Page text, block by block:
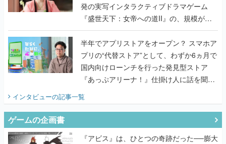
発の実写インタラクティブドラマゲーム
『盛世天下：女帝への道II』の、規模が違
うこだわりをプロデューサーに聞いた
半年でアプリストアをオープン？ スマホア
プリの“代替ストア”として、わずか6ヵ月で
国内向けローンチを行った発見型ストア
『あっぷアリーナ！』仕掛け人に話を聞い
インタビューの記事一覧
ゲームの企画書
『アビス』は、ひとつの奇跡だった──膨大